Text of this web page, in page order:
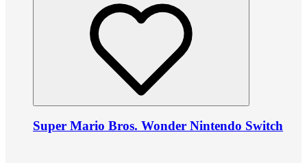
Super Mario Bros. Wonder Nintendo Switch